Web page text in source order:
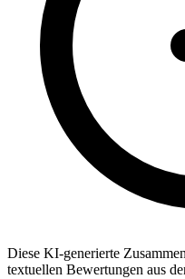
Diese KI-generierte
textuellen Bewertungen aus